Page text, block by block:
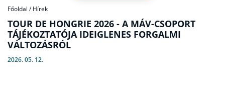
Főoldal / Hírek
TOUR DE HONGRIE 2026 - A MÁV-CSOPORT
TÁJÉKOZTATÓJA IDEIGLENES FORGALMI
VÁLTOZÁSRÓL
2026. 05. 12.